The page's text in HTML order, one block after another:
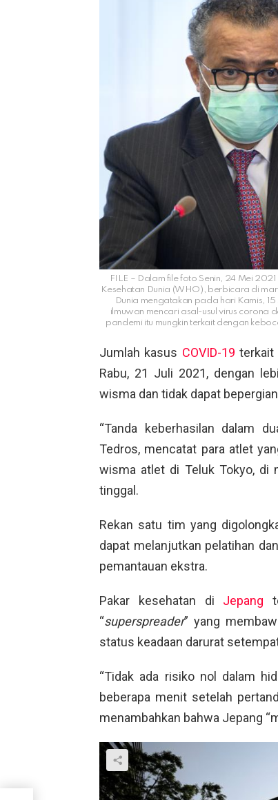
FILE – Dalam file foto Senin, 24 Mei
Kesehatan Dunia (WHO), berbicara di
Dunia mengatakan pada hari Kamis,
ilmuwan mencari asal-usul virus corona
pandemi itu mungkin terkait dengan
Jumlah kasus COVID-19 terkait
Rabu, 21 Juli 2021, dengan
wisma dan tidak dapat
“Tanda keberhasilan dalam
Tedros, mencatat para atlet
wisma atlet di Teluk Tokyo, di
tinggal.
Rekan satu tim yang
dapat melanjutkan pelatihan
pemantauan ekstra.
Pakar kesehatan di Jepang
“superspreader” yang
status keadaan darurat
“Tidak ada risiko nol dalam
beberapa menit setelah
menambahkan bahwa Jepang